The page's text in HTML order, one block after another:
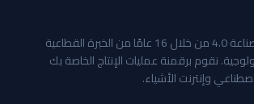
نحن نقدم حلول الصناعة 4.0 من خلال 16 عامًا من الخبرة القطاعية
نقوم برقمنة عمليات الإنتاج الخاصة بك
وإنترنت الأشياء.